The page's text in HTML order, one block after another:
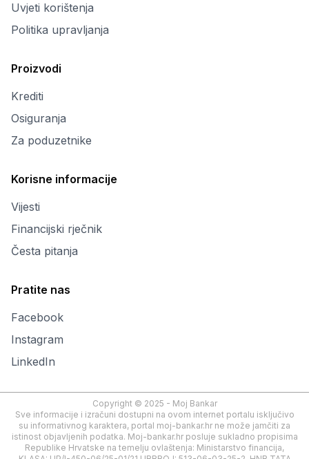
Uvjeti korištenja
Politika upravljanja
Proizvodi
Krediti
Osiguranja
Za poduzetnike
Korisne informacije
Vijesti
Financijski rječnik
Česta pitanja
Pratite nas
Facebook
Instagram
LinkedIn
Copyright © 2025 - Moj Bankar
Sve informacije i izračuni dostupni na ovom internet portalu isključivo
su informativnog karaktera, portal moj-bankar.hr ne može jamčiti za
istinost objavljenih podatka. Moj-bankar.hr posluje sukladno propisima
Republike Hrvatske na temelju ovlaštenja: Ministarstvo financija,